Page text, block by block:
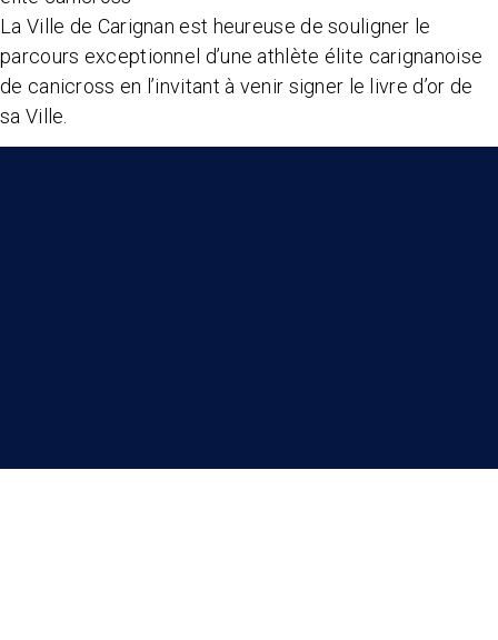
La Ville de Carignan est heureuse de souligner le
parcours exceptionnel d’une athlète élite carignanoise
de canicross en l’invitant à venir signer le livre d’or de
sa Ville.